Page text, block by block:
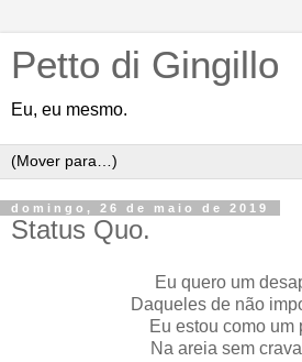
Petto di Gingillo
Eu, eu mesmo.
domingo, 26 de maio de 2019
Status Quo.
Eu quero um
Daqueles de não
Eu estou como um
Na areia sem